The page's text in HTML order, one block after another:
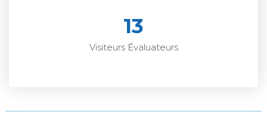
13
Visiteurs Évaluateurs